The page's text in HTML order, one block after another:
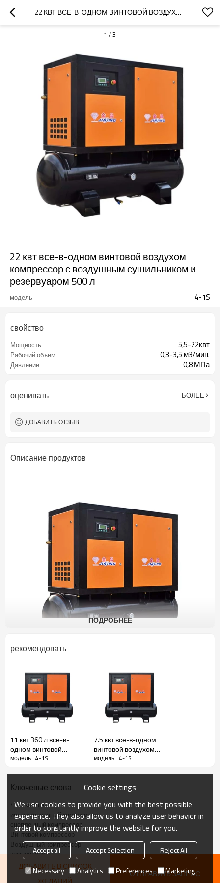
22 КВТ ВСЕ-В-ОДНОМ ВИНТОВОЙ ВОЗДУХОМ КОМПРЕССОР С ВОЗДУШНЫМ СУШИЛЬНИКОМ И РЕЗЕРВУАРОМ 500 Л
1 /3
22 квт все-в-одном винтовой воздухом
компрессор с воздушным сушильником и
резервуаром 500 л
модель 4-1S
свойство
Мощность 5,5-22квт
Рабочий объем 0,3-3,5 м3/мин.
Давление 0,8 МПа
оценивать БОЛЕЕ
ДОБАВИТЬ ОТЗЫВ
Описание продуктов
Описание технических
параметров продукта
компрессор является одним из самых предпочтительных
решений для промышленных целей. Это идеальная
сочетания различных элементов, включающих в себя
простоту в монтаже, радикальные пользы и надежное
оборудование. Рассмотрим некоторые из преимуществ
при использовании четырехвстроенного воздушного
компрессора.
Во-первых, четырехвстроенный воздушный компрессор
имеет отличную эффективность. Насосы устанавливаются
в одном простом монтаже, а мощность, расход воздуха и
другие показатели могут быть настроены на базе
потребностей предприятия.
ПОДРОБНЕЕ
рекомендовать
11 квт 360 л все-в-
одном винтовой
воздухом компрессор
резервуаром
модель : 4-1S
7.5 квт все-в-одном
винтовой воздухом
компрессор с
резервуаром 300 л
модель : 4-1S
Ключевые слова
4 в 1 компрессор
интегрированный компрессор
сцепленный компрессор
Винтовой компрессор
Воздушный компрессор
компрессор
ДОБАВИТЬ В СПИСОК
ЖЕЛАНИЙ
ОТПРАВИТЬ ЗАПРОС
Cookie settings
We use cookies to provide you with the best possible
experience. They also allow us to analyze user behavior in
order to constantly improve the website for you.
Accept all Accept Selection
Reject All
Necessary
Analytics Preferences Marketing